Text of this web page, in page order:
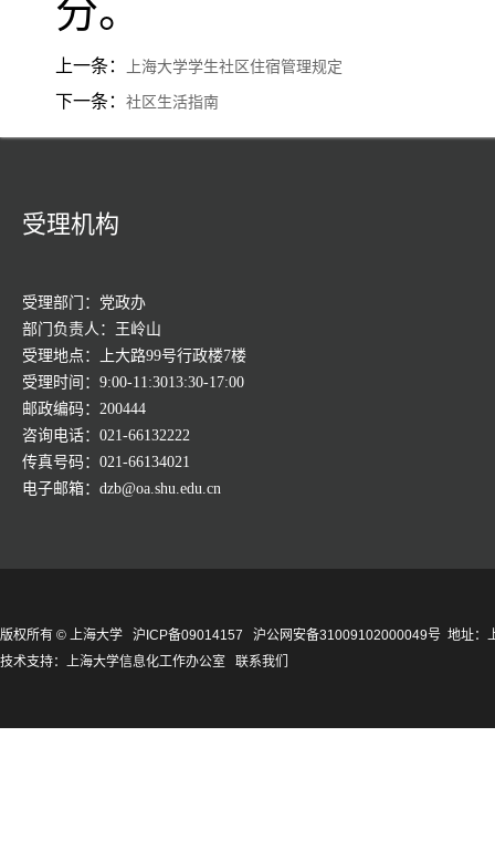
分。
上一条： 上海大学学生社区住宿管理规定
下一条： 社区生活指南
受理机构
受理部门：党政办
部门负责人：王岭山
受理地点：上大路99号行政楼7楼
受理时间：9:00-11:3013:30-17:00
邮政编码：200444
咨询电话：021-66132222
传真号码：021-66134021
电子邮箱：dzb@oa.shu.edu.cn
版权所有 © 上海大学 沪ICP备09014157 沪公网安备31009102000049号 地址：
技术支持： 上海大学信息化工作办公室 联系我们